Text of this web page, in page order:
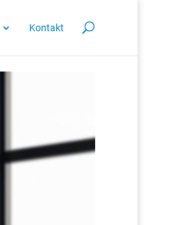
Kontakt